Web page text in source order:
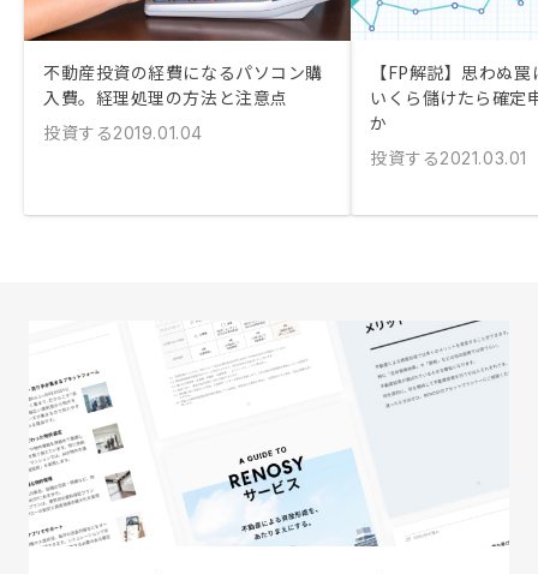
不動産投資の経費になるパソコン購
入費。経理処理の方法と注意点
投資する2019.01.04
【FP解説】思わぬ
いくら儲けたら確定
か
投資する2021.03.01